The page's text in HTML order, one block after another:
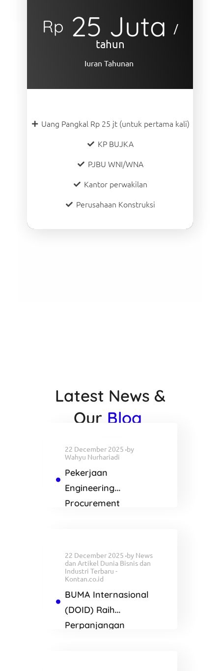
Rp 25 Juta
/
tahun
Iuran Tahunan
Uang Pangkal Rp 25 jt (untuk pertama kali)
KP BUJKA
PJBU WNI/WNA
Kantor perwakilan
Perusahaan Konstruksi
Latest News &
Our Blog
22 December 2025 by
Wahyu Nurhariadi
Pekerjaan
Engineering
Procurement
22 December 2025 by News
dan Artikel Dunia Bisnis dan
Industri Terbaru -
Kontan.co.id
BUMA Internasional
(DOID) Raih
Perpanjangan